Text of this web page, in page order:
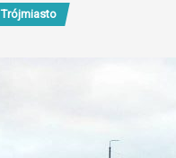
Trójmiasto